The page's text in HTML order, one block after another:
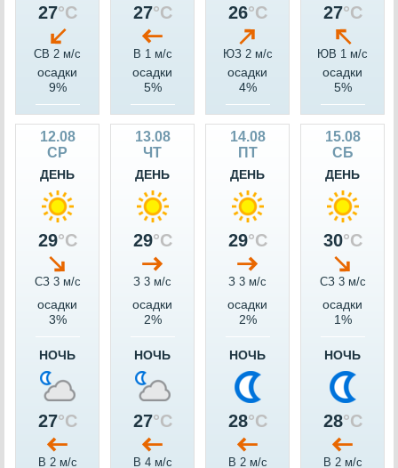
27°C
СВ 2 м/c
осадки
9%
27°C
В 1 м/c
осадки
5%
26°C
ЮЗ 2 м/c
осадки
4%
27°C
ЮВ 1 м/c
осадки
5%
12.08
СР
ДЕНЬ
29°C
СЗ 3 м/c
осадки
3%
НОЧЬ
27°C
В 2 м/c
13.08
ЧТ
ДЕНЬ
29°C
З 3 м/c
осадки
2%
НОЧЬ
27°C
В 4 м/c
14.08
ПТ
ДЕНЬ
29°C
З 3 м/c
осадки
2%
НОЧЬ
28°C
В 2 м/c
15.08
СБ
ДЕНЬ
30°C
СЗ 3 м/c
осадки
1%
НОЧЬ
28°C
В 2 м/c